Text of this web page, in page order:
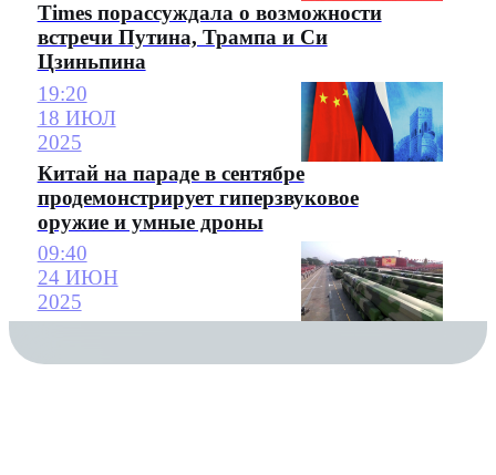
Times порассуждала о возможности
встречи Путина, Трампа и Си
Цзиньпина
19:20
18 ИЮЛ
2025
Китай на параде в сентябре
продемонстрирует гиперзвуковое
оружие и умные дроны
09:40
24 ИЮН
2025